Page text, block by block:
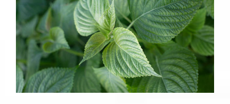
Nẵng
🌿
Sự
Lựa
Chọn
An